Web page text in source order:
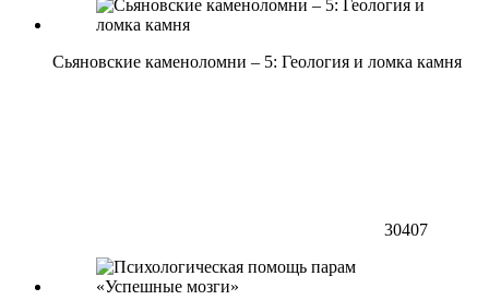
Сьяновские каменоломни – 5: Геология и ломка камня
30407